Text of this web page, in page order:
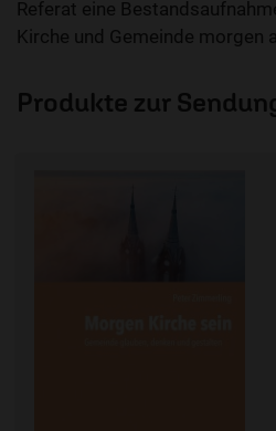
Referat eine
Kirche und Gemeinde morgen
Produkte zur